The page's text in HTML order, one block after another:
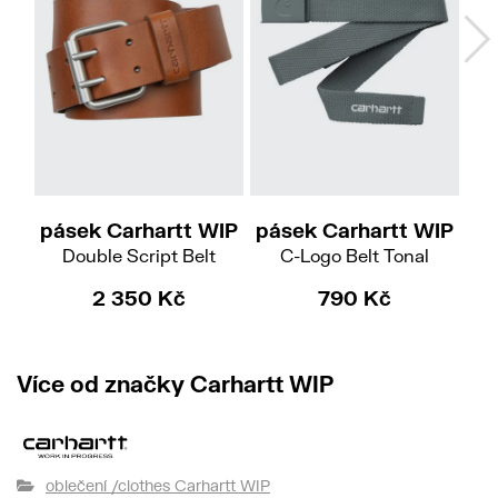
pásek Carhartt WIP
Double Script Belt
2 350 Kč
pásek Carhartt WIP
C-Logo Belt Tonal
790 Kč
Více od značky Carhartt WIP
oblečení /clothes Carhartt WIP